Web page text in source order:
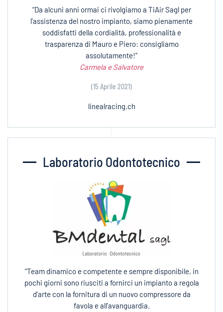
“Da alcuni anni ormai ci rivolgiamo a TiAir Sagl per
l'assistenza del nostro impianto, siamo pienamente
soddisfatti della cordialità, professionalità e
trasparenza di Mauro e Piero: consigliamo
assolutamente!"
Carmela e Salvatore
(15 Aprile 2021)
linealracing.ch
Laboratorio Odontotecnico
“Team dinamico e competente e sempre disponibile, in
pochi giorni sono riusciti a fornirci un impianto a regola
d'arte con la fornitura di un nuovo compressore da
favola e all'avanguardia.